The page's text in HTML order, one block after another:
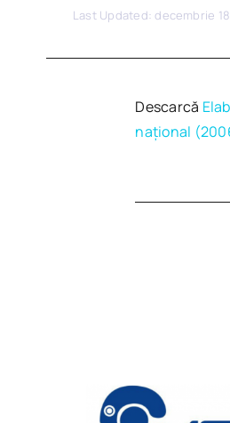
Last Updated: decembrie
Descarcă
naţional